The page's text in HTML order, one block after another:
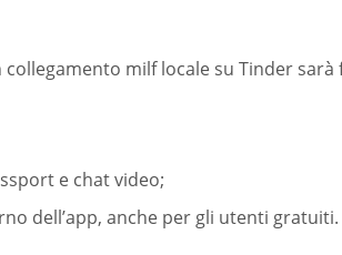
milf locale su Tinder sarà
e chat video;
dell’app, anche per gli utenti gratuiti.